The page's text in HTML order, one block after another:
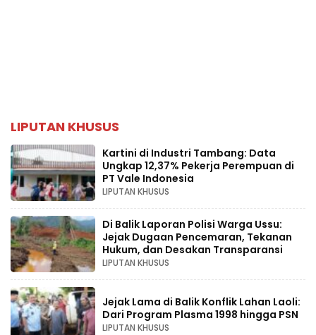
LIPUTAN KHUSUS
Kartini di Industri Tambang: Data
Ungkap 12,37% Pekerja Perempuan di
PT Vale Indonesia
LIPUTAN KHUSUS
Di Balik Laporan Polisi Warga Ussu:
Jejak Dugaan Pencemaran, Tekanan
Hukum, dan Desakan Transparansi
LIPUTAN KHUSUS
Jejak Lama di Balik Konflik Lahan Laoli:
Dari Program Plasma 1998 hingga PSN
LIPUTAN KHUSUS